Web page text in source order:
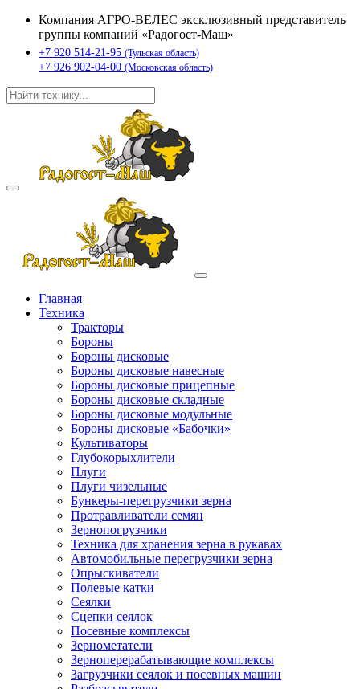
Компания АГРО-ВЕЛЕС эксклюзивный представитель
группы компаний «Радогост-Маш»
+7 920 514-21-95 (Тульская область)
+7 926 902-04-00 (Московская область)
Главная
Техника
Тракторы
Бороны
Бороны дисковые
Бороны дисковые навесные
Бороны дисковые прицепные
Бороны дисковые складные
Бороны дисковые модульные
Бороны дисковые «Бабочки»
Культиваторы
Глубокорыхлители
Плуги
Плуги чизельные
Бункеры-перегрузчики зерна
Протравливатели семян
Зернопогрузчики
Техника для хранения зерна в рукавах
Автомобильные перегрузчики зерна
Опрыскиватели
Полевые катки
Сеялки
Сцепки сеялок
Посевные комплексы
Зернометатели
Зерноперерабатывающие комплексы
Загрузчики сеялок и посевных машин